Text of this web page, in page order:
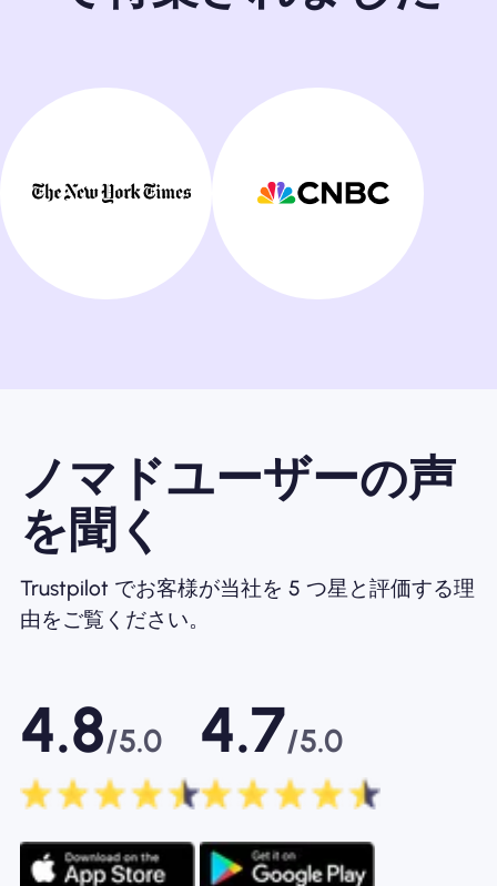
ノマドユーザーの声
を聞く
Trustpilot でお客様が当社を 5 つ星と評価する理
由をご覧ください。
4.8/5.0 4.7/5.0